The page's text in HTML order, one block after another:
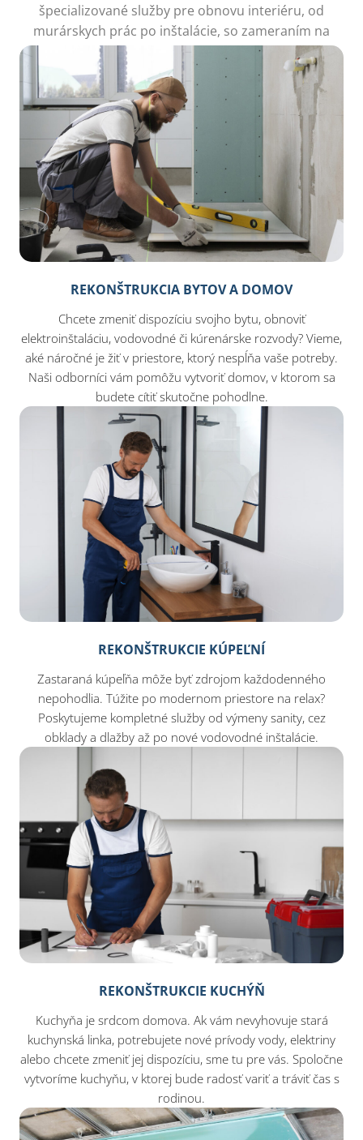
špecializované služby pre obnovu interiéru, od
murárskych prác po inštalácie, so zameraním na
vaše potreby.
REKONŠTRUKCIA BYTOV A DOMOV
Chcete zmeniť dispozíciu svojho bytu, obnoviť
elektroinštaláciu, vodovodné či kúrenárske rozvody? Vieme,
aké náročné je žiť v priestore, ktorý nespĺňa vaše potreby.
Naši odborníci vám pomôžu vytvoriť domov, v ktorom sa
budete cítiť skutočne pohodlne.
REKONŠTRUKCIE KÚPEĽNÍ
Zastaraná kúpeľňa môže byť zdrojom každodenného
nepohodlia. Túžite po modernom priestore na relax?
Poskytujeme kompletné služby od výmeny sanity, cez
obklady a dlažby až po nové vodovodné inštalácie.
REKONŠTRUKCIE KUCHÝŇ
Kuchyňa je srdcom domova. Ak vám nevyhovuje stará
kuchynská linka, potrebujete nové prívody vody, elektriny
alebo chcete zmeniť jej dispozíciu, sme tu pre vás. Spoločne
vytvoríme kuchyňu, v ktorej bude radosť variť a tráviť čas s
rodinou.